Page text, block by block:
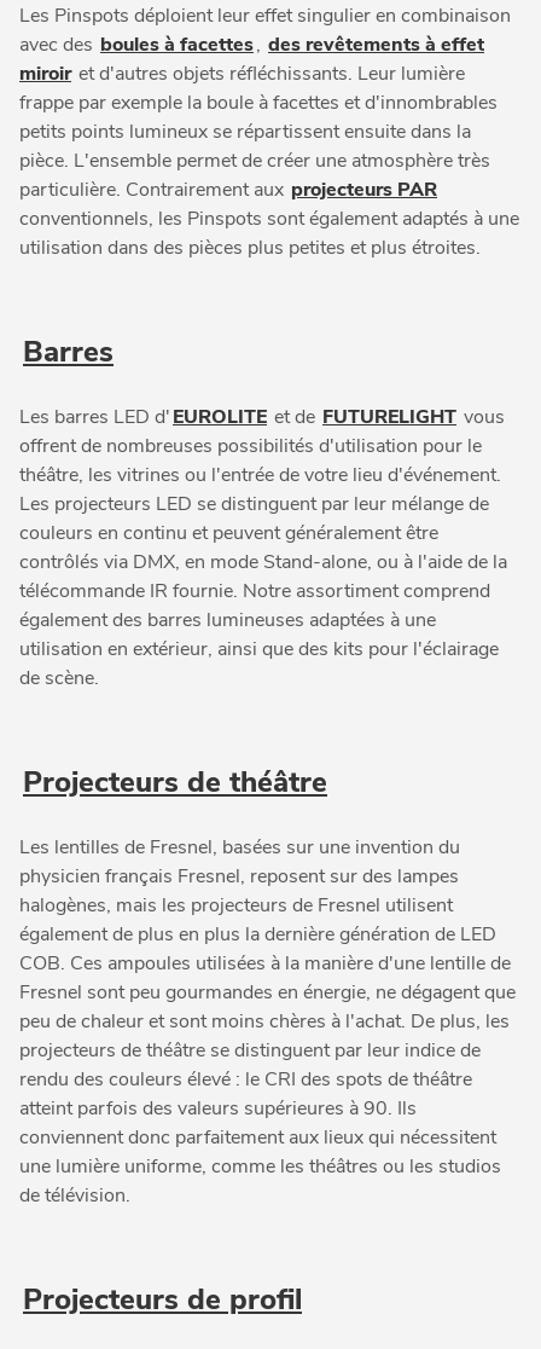
Les Pinspots déploient leur effet singulier en combinaison
avec des boules à facettes, des revêtements à effet
miroir et d'autres objets réfléchissants. Leur lumière
frappe par exemple la boule à facettes et d'innombrables
petits points lumineux se répartissent ensuite dans la
pièce. L'ensemble permet de créer une atmosphère très
particulière. Contrairement aux projecteurs PAR
conventionnels, les Pinspots sont également adaptés à une
utilisation dans des pièces plus petites et plus étroites.
Barres
Les barres LED d'EUROLITE et de FUTURELIGHT vous
offrent de nombreuses possibilités d'utilisation pour le
théâtre, les vitrines ou l'entrée de votre lieu d'événement.
Les projecteurs LED se distinguent par leur mélange de
couleurs en continu et peuvent généralement être
contrôlés via DMX, en mode Stand-alone, ou à l'aide de la
télécommande IR fournie. Notre assortiment comprend
également des barres lumineuses adaptées à une
utilisation en extérieur, ainsi que des kits pour l'éclairage
de scène.
Projecteurs de théâtre
Les lentilles de Fresnel, basées sur une invention du
physicien français Fresnel, reposent sur des lampes
halogènes, mais les projecteurs de Fresnel utilisent
également de plus en plus la dernière génération de LED
COB. Ces ampoules utilisées à la manière d'une lentille de
Fresnel sont peu gourmandes en énergie, ne dégagent que
peu de chaleur et sont moins chères à l'achat. De plus, les
projecteurs de théâtre se distinguent par leur indice de
rendu des couleurs élevé : le CRI des spots de théâtre
atteint parfois des valeurs supérieures à 90. Ils
conviennent donc parfaitement aux lieux qui nécessitent
une lumière uniforme, comme les théâtres ou les studios
de télévision.
Projecteurs de profil